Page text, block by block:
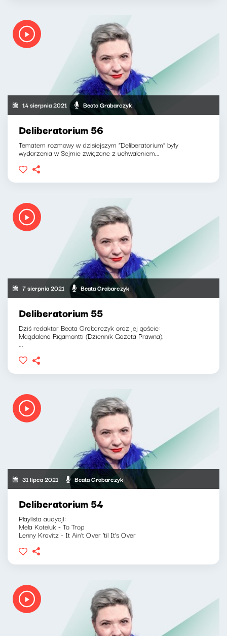
14 sierpnia 2021 Beata Grabarczyk
Deliberatorium 56
Tematem rozmowy w dzisiejszym "Deliberatorium" były
wydarzenia w Sejmie związane z uchwaleniem...
7 sierpnia 2021 Beata Grabarczyk
Deliberatorium 55
Dziś redaktor Beata Grabarczyk oraz jej goście:
Magdalena Rigamontti (Dziennik Gazeta Prawna),
...
31 lipca 2021 Beata Grabarczyk
Deliberatorium 54
Playlista audycji:
Mela Koteluk - To Trop
Lenny Kravitz - It Ain't Over 'til It's Over